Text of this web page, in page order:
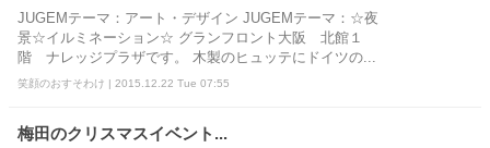
JUGEMテーマ：アート・デザイン JUGEMテーマ：☆夜
景☆イルミネーション☆ グランフロント大阪 北館１
階 ナレッジプラザです。 木製のヒュッテにドイツの...
笑顔のおすそわけ | 2015.12.22 Tue 07:55
梅田のクリスマスイベント...